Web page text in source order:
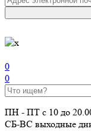
0
0
ПН - ПТ с 10 до
СБ-ВС выходные